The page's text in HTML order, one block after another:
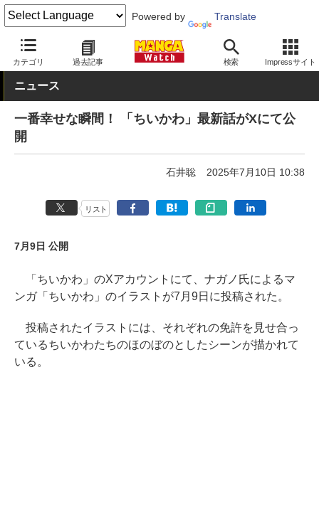
Powered by Translate
カテゴリ 過去記事 検索 Impressサイト
MANGA Watch 青年 ちいかわ
ニュース
一番幸せな瞬間！ 「ちいかわ」最新話がXにて公
開
石井聡 2025年7月10日 10:38
リスト
7月9日 公開
「ちいかわ」のXアカウントにて、ナガノ氏によるマ
ンガ「ちいかわ」のイラストが7月9日に投稿された。
投稿されたイラストには、それぞれの免許を見せ合っ
ているちいかわたちのほのぼのとしたシーンが描かれて
いる。